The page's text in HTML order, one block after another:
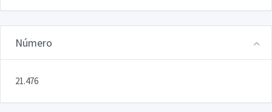
Número
21.476